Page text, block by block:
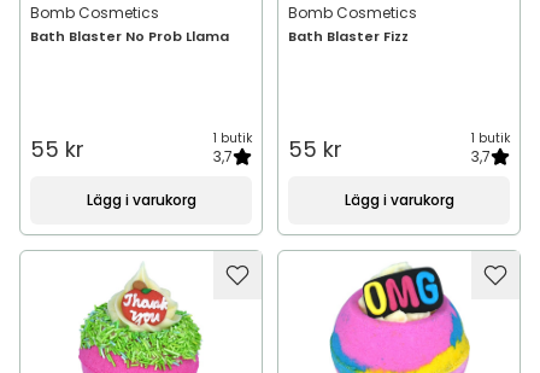
Bomb Cosmetics
Bath Blaster No Prob Llama
55 kr 1 butik
3,7
Lägg i varukorg
Bomb Cosmetics
Bath Blaster Fizz
55 kr 1 butik
3,7
Lägg i varukorg